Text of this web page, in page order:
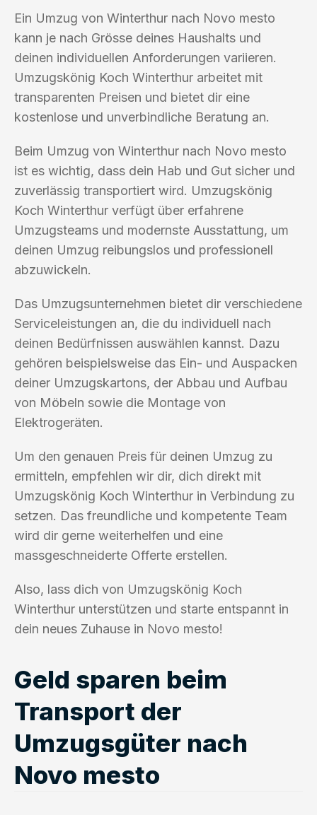
Ein Umzug von Winterthur nach Novo mesto
kann je nach Grösse deines Haushalts und
deinen individuellen Anforderungen variieren.
Umzugskönig Koch Winterthur arbeitet mit
transparenten Preisen und bietet dir eine
kostenlose und unverbindliche Beratung an.
Beim Umzug von Winterthur nach Novo mesto
ist es wichtig, dass dein Hab und Gut sicher und
zuverlässig transportiert wird. Umzugskönig
Koch Winterthur verfügt über erfahrene
Umzugsteams und modernste Ausstattung, um
deinen Umzug reibungslos und professionell
abzuwickeln.
Das Umzugsunternehmen bietet dir verschiedene
Serviceleistungen an, die du individuell nach
deinen Bedürfnissen auswählen kannst. Dazu
gehören beispielsweise das Ein- und Auspacken
deiner Umzugskartons, der Abbau und Aufbau
von Möbeln sowie die Montage von
Elektrogeräten.
Um den genauen Preis für deinen Umzug zu
ermitteln, empfehlen wir dir, dich direkt mit
Umzugskönig Koch Winterthur in Verbindung zu
setzen. Das freundliche und kompetente Team
wird dir gerne weiterhelfen und eine
massgeschneiderte Offerte erstellen.
Also, lass dich von Umzugskönig Koch
Winterthur unterstützen und starte entspannt in
dein neues Zuhause in Novo mesto!
Geld sparen beim
Transport der
Umzugsgüter nach
Novo mesto